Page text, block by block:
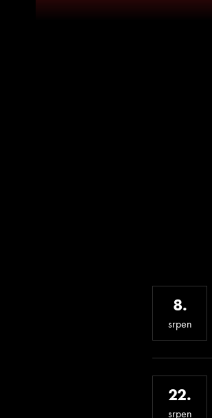
8.
srpen
22.
srpen